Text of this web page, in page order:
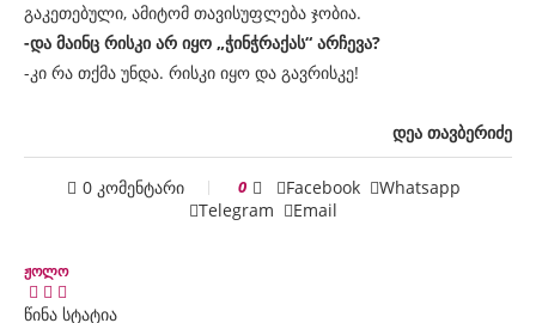
გაკეთებული, ამიტომ თავისუფლება ჯობია.
-და მაინც რისკი არ იყო „ჭინჭრაქას“ არჩევა?
-კი რა თქმა უნდა. რისკი იყო და გავრისკე!
დეა თავბერიძე
0 კომენტარი 0 Facebook
Whatsapp
Telegram
Email
ჟოლო
წინა სტატია